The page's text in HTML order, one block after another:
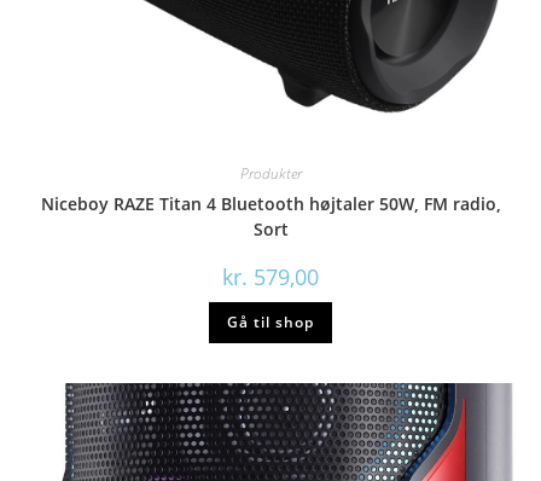
Produkter
Niceboy RAZE Titan 4 Bluetooth højtaler 50W, FM radio,
Sort
kr. 579,00
Gå til shop